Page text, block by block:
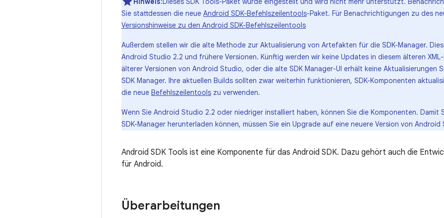
Sie stattdessen die neue Android SDK-Befehlszeilentools-Paket. Für Benachrichtigungen zu des
Versionshinweise zu den Android SDK-Befehlszeilentools
Außerdem stellen wir die alte Methode zur Aktualisierung von Artefakten für die SDK-Manager.
Android Studio 2.2 und frühere Versionen. Künftig werden wir keine Updates in diesem älteren
älterer Versionen von Android Studio, oder die alte SDK Manager-UI erhält keine Aktualisierungen
SDK Manager. Ihre aktuellen Builds sollten zwar weiterhin funktionieren, SDK-Komponenten
die neue Befehlszeilentools zu verwenden.
Wenn Sie Android Studio 2.2 oder niedriger installiert haben, können Sie die Komponenten. Damit
SDK-Manager herunterladen können, müssen Sie ein Upgrade auf eine neuere Version von Android
Android SDK Tools ist eine Komponente für das Android SDK. Dazu gehört auch die
für Android.
Überarbeitungen